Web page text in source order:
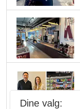
Dine valg: